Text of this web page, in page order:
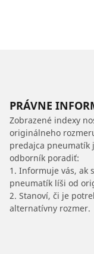
PRÁVNE
Zobrazené indexy
originálneho
predajca pneumatík
odborník poradiť:
1. Informuje vás, ak
pneumatík líši od
2. Stanoví, či je
alternatívny rozmer.